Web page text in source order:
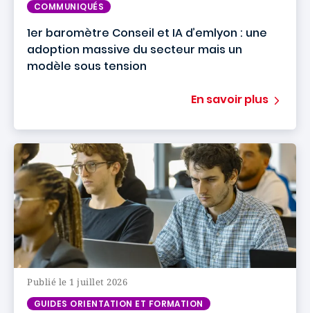
COMMUNIQUÉS
1er baromètre Conseil et IA d’emlyon : une
adoption massive du secteur mais un
modèle sous tension
En savoir plus
Publié le 1 juillet 2026
GUIDES ORIENTATION ET FORMATION